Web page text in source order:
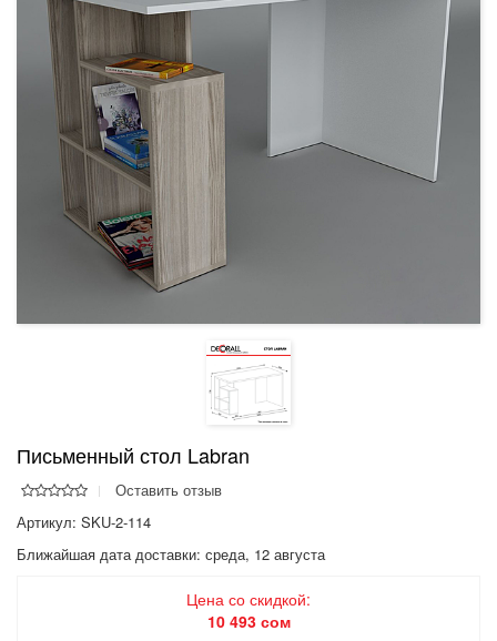
Письменный стол Labran
Оставить отзыв
Артикул: SKU-2-114
Ближайшая дата доставки: среда, 12 августа
Цена со скидкой:
10 493 сом